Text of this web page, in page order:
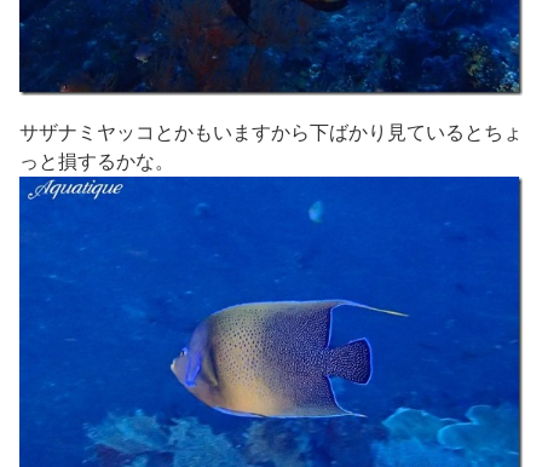
サザナミヤッコとかもいますから下ばかり見ているとちょ
っと損するかな。